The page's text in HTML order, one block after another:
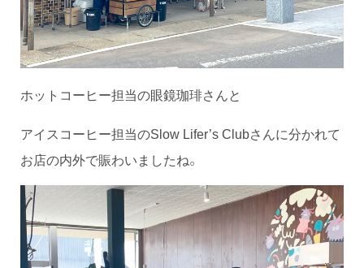
ホットコーヒー担当の眼鏡珈琲さんと
アイスコーヒー担当のSlow Lifer’s Clubさんに分かれて
お店の内外で賑わいましたね。